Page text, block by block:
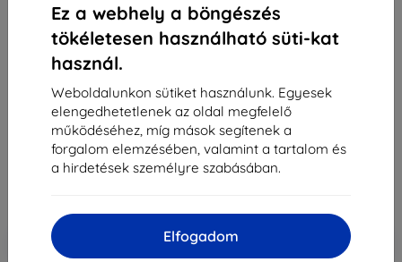
Ez a webhely a böngészés
tökéletesen használható süti-kat
használ.
Weboldalunkon sütiket használunk. Egyesek
elengedhetetlenek az oldal megfelelő
működéséhez, míg mások segítenek a
forgalom elemzésében, valamint a tartalom és
a hirdetések személyre szabásában.
Elfogadom
Sunnylife DJI RC / RC 2 kontrollerhez pánttal
szerelt tartó (piros) ZJ764-R
Leírás és specifikáció
13 690 Ft
13 005 Ft
-5% Kedvezmény kuponnalSMART5 Kosárba